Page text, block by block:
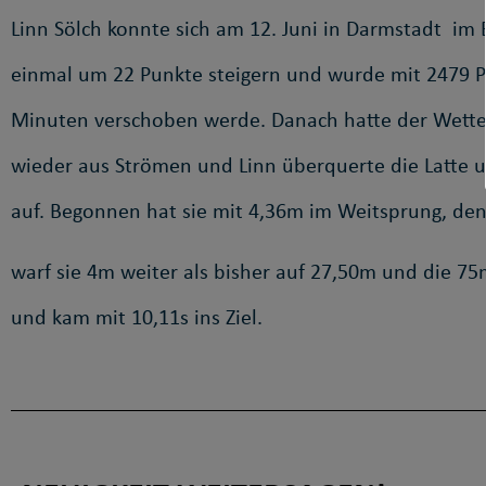
Linn Sölch konnte sich am 12. Juni in Darmstadt im
einmal um 22 Punkte steigern und wurde mit 2479
Minuten verschoben werde. Danach hatte der
wieder aus Strömen und Linn überquerte die Latte
auf. Begonnen hat sie mit 4,36m im Weitsprung,
warf sie 4m weiter als bisher auf 27,50m und die
und kam mit 10,11s ins Ziel.